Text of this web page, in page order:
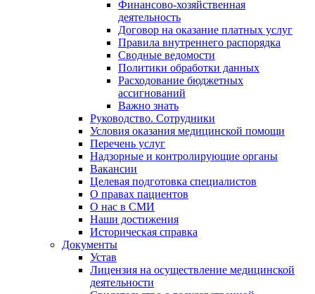
Финансово-хозяйственная
деятельность
Договор на оказание платных услуг
Правила внутреннего распорядка
Сводные ведомости
Политики обработки данных
Расходование бюджетных
ассигнований
Важно знать
Руководство. Сотрудники
Условия оказания медицинской помощи
Перечень услуг
Надзорные и контролирующие органы
Вакансии
Целевая подготовка специалистов
О правах пациентов
О нас в СМИ
Наши достижения
Историческая справка
Документы
Устав
Лицензия на осуществление медицинской
деятельности